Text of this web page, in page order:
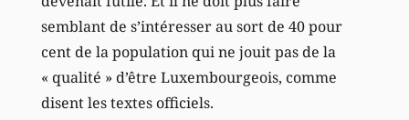
semblant de s’intéresser au sort de 40 pour
cent de la population qui ne jouit pas de la
« qualité » d’être Luxembourgeois, comme
disent les textes officiels.